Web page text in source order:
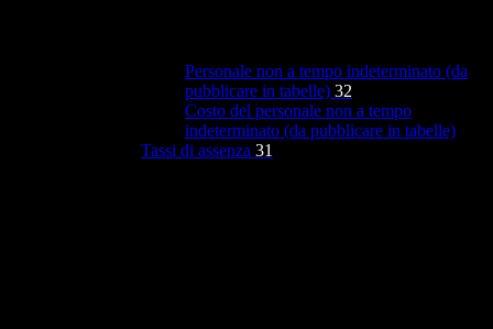
Personale non a tempo indeterminato (da
pubblicare in tabelle) 32
Costo del personale non a tempo
indeterminato (da pubblicare in tabelle)
Tassi di assenza 31